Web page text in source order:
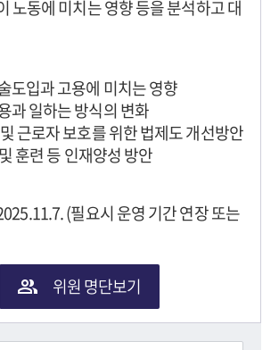
노동에 미치는 영향 등을 분석하고 대
도입과 고용에 미치는 영향
과 일하는 방식의 변화
근로자 보호를 위한 법제도 개선방안
훈련 등 인재양성 방안
(필요시 운영 기간 연장 또는
위원 명단보기